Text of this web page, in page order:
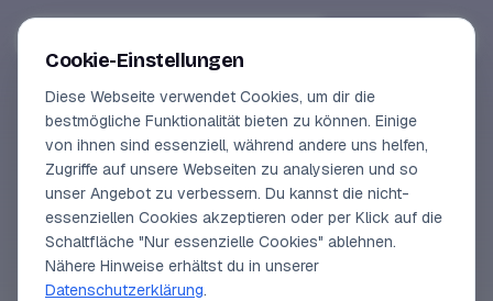
Online-Kurse
Vorschau
Erfahrungen
Lehrbuchautor
SEGELLEXIKON
Waschbord
Eine Erhöhung der Bordwand um etwa fünf
Cookie-Einstellungen
Diese Webseite verwendet Cookies, um dir die
bestmögliche Funktionalität bieten zu können. Einige
von ihnen sind essenziell, während andere uns helfen,
Zugriffe auf unsere Webseiten zu analysieren und so
unser Angebot zu verbessern. Du kannst die nicht-
essenziellen Cookies akzeptieren oder per Klick auf die
Schaltfläche "Nur essenzielle Cookies" ablehnen.
Nähere Hinweise erhältst du in unserer
Datenschutzerklärung.